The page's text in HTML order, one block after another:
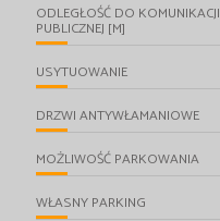
ODLEGŁOŚĆ DO KOMUNIKACJI
PUBLICZNEJ [M]
USYTUOWANIE
DRZWI ANTYWŁAMANIOWE
MOŻLIWOŚĆ PARKOWANIA
WŁASNY PARKING